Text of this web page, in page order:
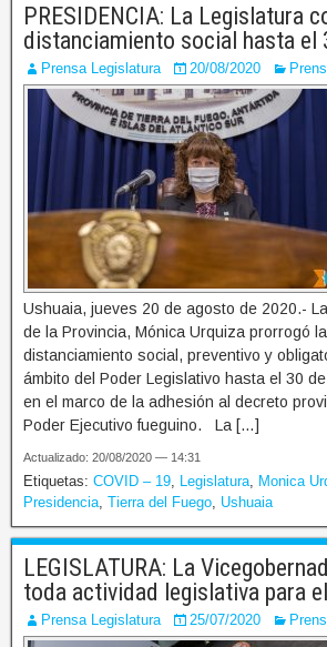
PRESIDENCIA: La Legislatura
distanciamiento social hasta el
Prensa Legislatura 20/08/2020
Ushuaia, jueves 20 de agosto de 2020.-
de la Provincia, Mónica Urquiza prorrogó
distanciamiento social, preventivo y
ámbito del Poder Legislativo hasta el 30
en el marco de la adhesión al decreto
Poder Ejecutivo fueguino. La […]
Actualizado: 20/08/2020 — 14:31
Etiquetas: COVID – 19 Legislatura Monica
Presidencia Tierra del Fuego Ushuaia
LEGISLATURA: La
toda actividad legislativa para
Prensa Legislatura 25/07/2020